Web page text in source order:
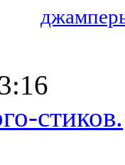
стиков.